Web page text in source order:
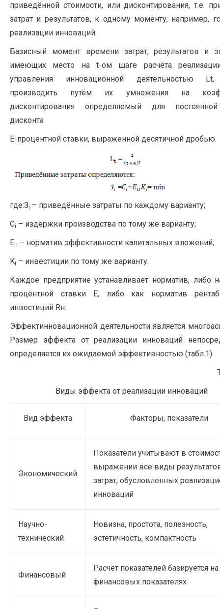
приведённой стоимости, или дисконтирования, т.е.
затрат и результатов, к одному моменту, например,
реализации инноваций.
Базисный момент времени затрат, результатов и
имеющих место на t-ом шаге расчёта
управления инновационной деятельностью
производить путём их умножения на
дисконтирования определяемый для
дисконта
Е-процентной ставки, выраженной десятичной дробью.
где:Зi – приведённые затраты по каждому варианту;
Ci – издержки производства по тому же варианту;
Eн – норматив эффективности капитальных вложений;
Ki – инвестиции по тому же варианту.
Каждое предприятие устанавливает норматив, либо
процентной ставки Е, либо как норматив
инвестиций Rн.
Эффектинновационной деятельности является
Размер эффекта от реализации инноваций
определяется их ожидаемой эффективностью (табл.1).
Виды эффекта от реализации инноваций
Вид эффекта Факторы, показатели
Экономический
Показатели учитывают в
выражении все виды
затрат, обусловленных
инноваций
Научно-
технический
Новизна, простота, полезность,
эстетичность, компактность
Финансовый
Расчёт показателей базируется на
финансовых показателях